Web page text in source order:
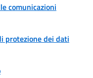
comunicazioni
protezione dei dati